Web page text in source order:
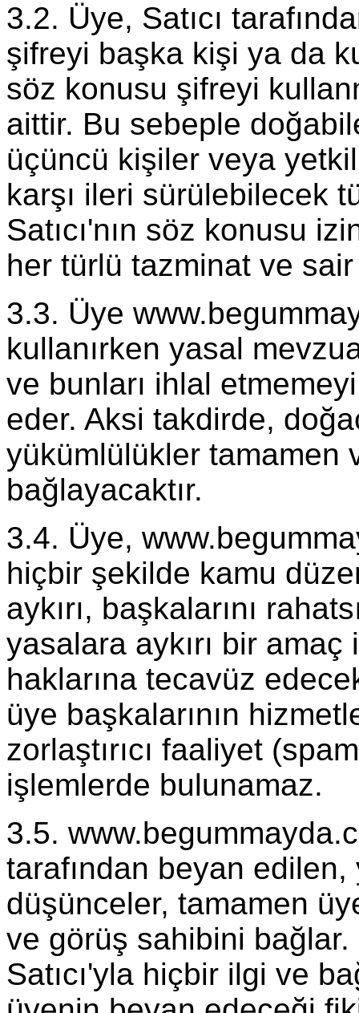
3.2. Üye, Satıcı
şifreyi başka kişi ya da
söz konusu şifreyi
aittir. Bu sebeple
üçüncü kişiler veya
karşı ileri sürülebilecek
Satıcı'nın söz konusu
her türlü tazminat ve sair
3.3. Üye
kullanırken yasal
ve bunları ihlal
eder. Aksi takdirde,
yükümlülükler tamamen
bağlayacaktır.
3.4. Üye,
hiçbir şekilde kamu
aykırı, başkalarını
yasalara aykırı bir
haklarına tecavüz
üye başkalarının
zorlaştırıcı faaliyet
işlemlerde bulunamaz.
3.5.
tarafından beyan edilen,
düşünceler, tamamen
ve görüş sahibini
Satıcı'yla hiçbir ilgi ve